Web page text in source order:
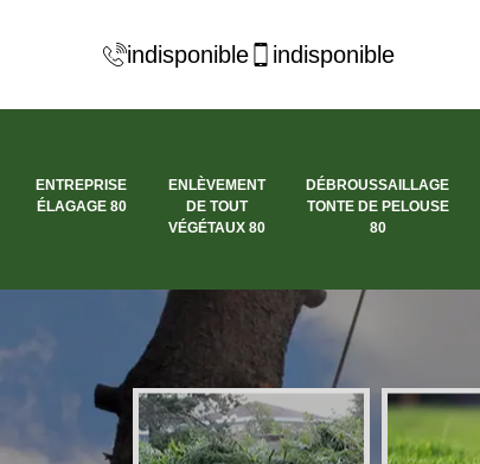
indisponible indisponible
ENTREPRISE
ÉLAGAGE 80
ENLÈVEMENT
DE TOUT
VÉGÉTAUX 80
DÉBROUSSAILLAGE
TONTE DE PELOUSE
80